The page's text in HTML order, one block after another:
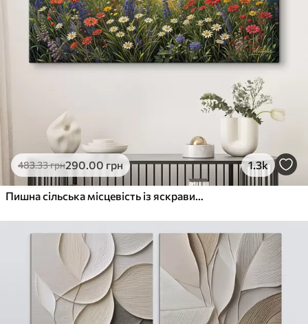
483.33грн290.00 грн 1.3k
Пишна сільська місцевість із яскравим лугом диких квітів, наповненим різнокольоровими квітами під хмарним небом